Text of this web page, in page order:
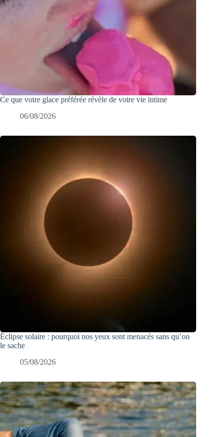
Ce que votre glace préférée révèle de votre vie intime
06/08/2026
Éclipse solaire : pourquoi nos yeux sont menacés sans qu’on
le sache
05/08/2026